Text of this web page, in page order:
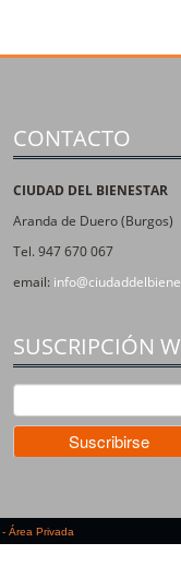
CONTACTO
CIUDAD DEL BIENESTAR
Aranda de Duero (Burgos)
Tel. 947 670 067
email:
SUSCRIPCIÓN
- Área Privada